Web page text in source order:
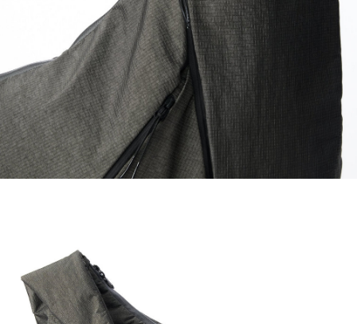
易，需依本服務之必要範圍內提供個人資料，並將交易相關給付款項請求債
權轉讓予恩沛科技股份有限公司。
２．關於個人資料處理事宜，請瀏覽以下網址：
https://aftee.tw/terms/#terms3
３．未成年的使用者請事先徵得法定代理人或監護人之同意方可使用
「AFTEE先享後付」，若未經同意申辦者引起之損失，本公司不負相關責
任。
４．使用「AFTEE先享後付」時，將依據個別帳號之用戶狀況，依本公司即
時審查核予不同之上限額度；若仍有額度不足之情形，本公司將視審查結果
請求用戶進行身份認證。
５．嚴禁一人註冊多個帳號或使用他人資訊註冊。若發現惡意使用之情形，
恩沛科技股份有限公司將有權停止該用戶之使用額度並採取法律行動。